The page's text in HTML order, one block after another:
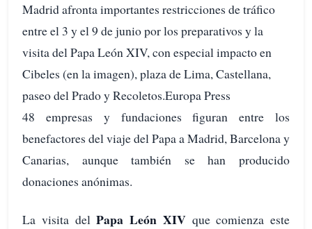
Madrid afronta importantes restricciones de tráfico
entre el 3 y el 9 de junio por los preparativos y la
visita del Papa León XIV, con especial impacto en
Cibeles (en la imagen), plaza de Lima, Castellana,
paseo del Prado y Recoletos.Europa Press
48 empresas y fundaciones figuran entre los
benefactores del viaje del Papa a Madrid, Barcelona y
Canarias, aunque también se han producido
donaciones anónimas.
La visita delPapa León XIVque comienza este